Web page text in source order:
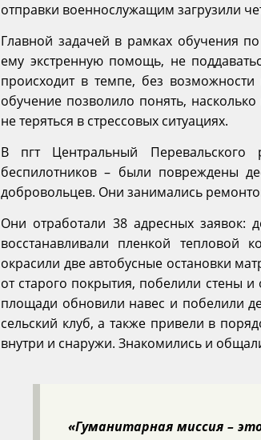
отправки военнослужащим загрузили
Главной задачей в рамках обучения
ему экстренную помощь, не
происходит в темпе, без
обучение позволило понять,
не теряться в стрессовых ситуациях.
В пгт Центральный
беспилотников – были повреждены
добровольцев. Они занимались
Они отработали 38 адресных заявок:
восстанавливали пленкой тепловой
окрасили две автобусные остановки
от старого покрытия, побелили стены
площади обновили навес и побелили
сельский клуб, а также привели в
внутри и снаружи. Знакомились и
«Гуманитарная миссия –